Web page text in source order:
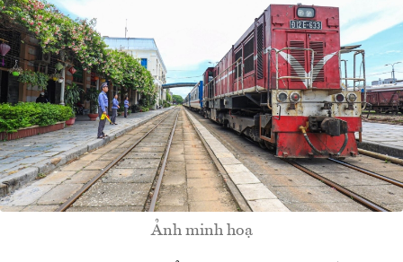
Ảnh minh hoạ